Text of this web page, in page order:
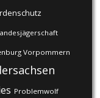
Vorpommern
Problemwolf